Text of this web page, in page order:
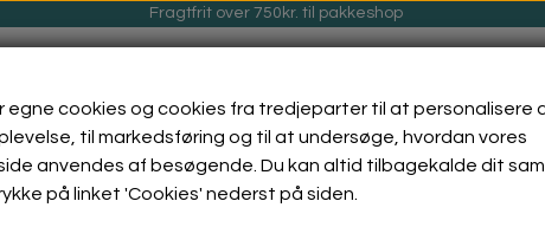
Fragtfrit over 750kr. til pakkeshop
egne cookies og cookies fra tredjeparter til at personalisere
til markedsføring og til at undersøge, hvordan vores
anvendes af besøgende. Du kan altid tilbagekalde dit
på linket 'Cookies' nederst på siden.